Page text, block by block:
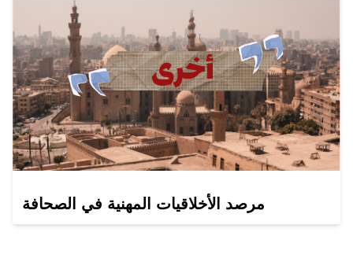
مرصد الأخلاقيات المهنية في الصحافة